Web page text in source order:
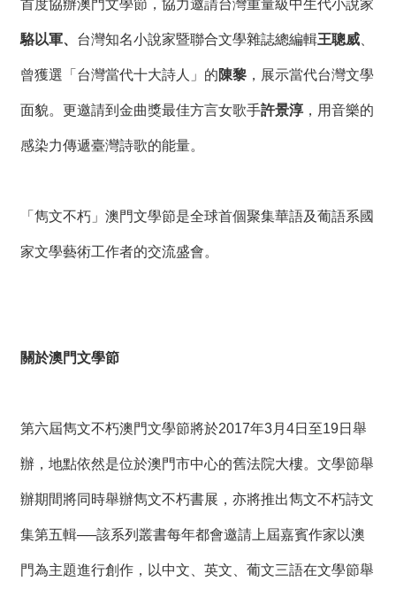
聯
絡
我
們
網
首度協辦澳門文學節，協力邀請台灣重量級中生代小說家
駱以軍、 台灣知名小說家暨聯合文學雜誌總編輯王聰威
曾獲選「台灣當代十大詩人」的陳黎 ，展示當代台灣文學
面貌。更邀請到金曲獎最佳方言女歌手許景淳 ，用音樂的
感染力傳遞臺灣詩歌的能量。
「雋文不朽」澳門文學節是全球首個聚集華語及葡語系國
家文學藝術工作者的交流盛會。
關於澳門文學節
第六屆雋文不朽澳門文學節將於2017年3月4日至19日舉
辦，地點依然是位於澳門市中心的舊法院大樓。文學節舉
辦期間將同時舉辦雋文不朽書展，亦將推出雋文不朽詩文
集第五輯──該系列叢書每年都會邀請上屆嘉賓作家以澳
門為主題進行創作，以中文、英文、葡文三語在文學節舉